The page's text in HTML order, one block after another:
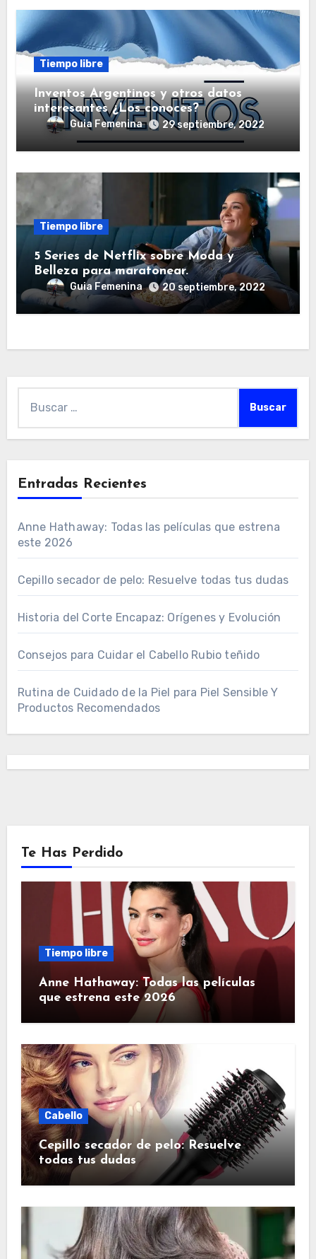
Tiempo libre
Inventos Argentinos y otros datos
interesantes ¿Los conoces?
Guia Femenina 29 septiembre, 2022
Tiempo libre
5 Series de Netflix sobre Moda y
Belleza para maratonear.
Guia Femenina 20 septiembre, 2022
Entradas Recientes
Anne Hathaway: Todas las películas que estrena
este 2026
Cepillo secador de pelo: Resuelve todas tus dudas
Historia del Corte Encapaz: Orígenes y Evolución
Consejos para Cuidar el Cabello Rubio teñido
Rutina de Cuidado de la Piel para Piel Sensible Y
Productos Recomendados
Te Has Perdido
Tiempo libre
Anne Hathaway: Todas las películas
que estrena este 2026
Cabello
Cepillo secador de pelo: Resuelve
todas tus dudas